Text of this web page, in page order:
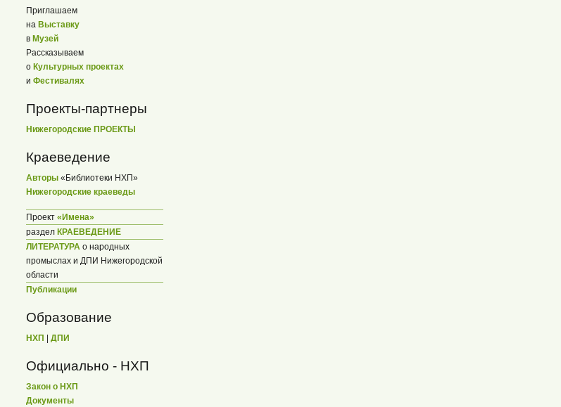
Приглашаем
на Выставку
в Музей
Рассказываем
о Культурных проектах
и Фестивалях
Проекты-партнеры
Нижегородские ПРОЕКТЫ
Краеведение
Авторы «Библиотеки НХП»
Нижегородские краеведы
Проект «Имена»
раздел КРАЕВЕДЕНИЕ
ЛИТЕРАТУРА о народных
промыслах и ДПИ Нижегородской
области
Публикации
Образование
НХП | ДПИ
Официально - НХП
Закон о НХП
Документы